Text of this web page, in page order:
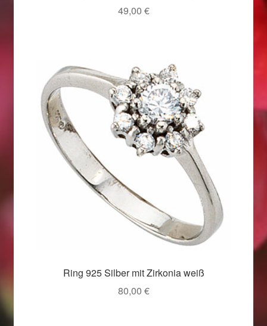
Weihnachtsangebote 2016
Weihnachtsangebote 2018
Weihnachtsangebote 2019
Weihnachtsangebote 2020
Weihnachtsangebote 2021
Woocommerce Predictive Search
49,00 €
Ring 925 Silber mit Zirkonia weiß
80,00 €